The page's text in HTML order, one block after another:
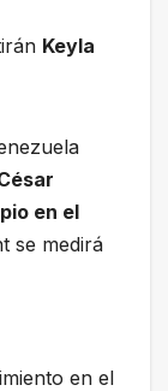
Keyla
en el
se medirá
en el